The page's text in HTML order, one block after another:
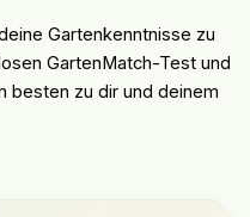
Gartenkenntnisse zu
GartenMatch-Test und
besten zu dir und deinem